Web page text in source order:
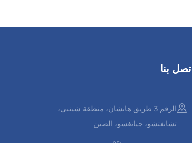
اتصل بنا
الرقم 3 طريق هانشان، منطقة شينبي،
تشانغتشو، جيانغسو، الصين